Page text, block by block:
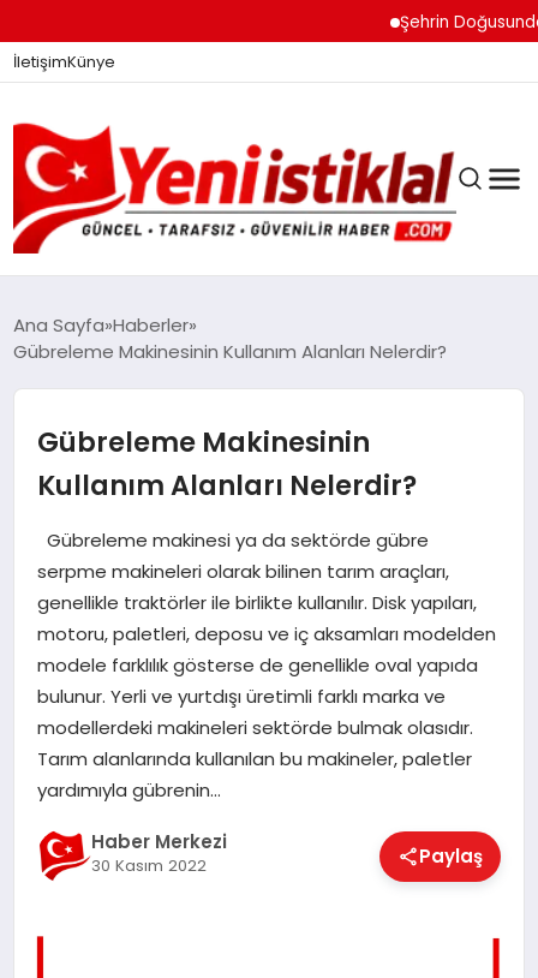
Şehrin Doğusundan
İletişimKünye
GÜNDEM
DÜNYA
EĞITIM
EKONOMI
SAĞLIK
Ana Sayfa Haberler
Gübreleme Makinesinin Kullanım Alanları Nelerdir?
Gübreleme Makinesinin
Kullanım Alanları Nelerdir?
Gübreleme makinesi ya da sektörde gübre
serpme makineleri olarak bilinen tarım araçları,
genellikle traktörler ile birlikte kullanılır. Disk yapıları,
motoru, paletleri, deposu ve iç aksamları modelden
modele farklılık gösterse de genellikle oval yapıda
bulunur. Yerli ve yurtdışı üretimli farklı marka ve
modellerdeki makineleri sektörde bulmak olasıdır.
Tarım alanlarında kullanılan bu makineler, paletler
yardımıyla gübrenin…
Haber Merkezi
30 Kasım 2022 Paylaş